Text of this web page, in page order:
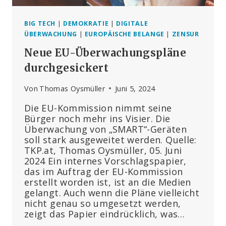
BIG TECH | DEMOKRATIE | DIGITALE
ÜBERWACHUNG | EUROPÄISCHE BELANGE | ZENSUR
Neue EU-Überwachungspläne
durchgesickert
Von Thomas Oysmüller Juni 5, 2024
Die EU-Kommission nimmt seine
Bürger noch mehr ins Visier. Die
Überwachung von „SMART“-Geräten
soll stark ausgeweitet werden. Quelle:
TKP.at, Thomas Oysmüller, 05. Juni
2024 Ein internes Vorschlagspapier,
das im Auftrag der EU-Kommission
erstellt worden ist, ist an die Medien
gelangt. Auch wenn die Pläne vielleicht
nicht genau so umgesetzt werden,
zeigt das Papier eindrücklich, was…